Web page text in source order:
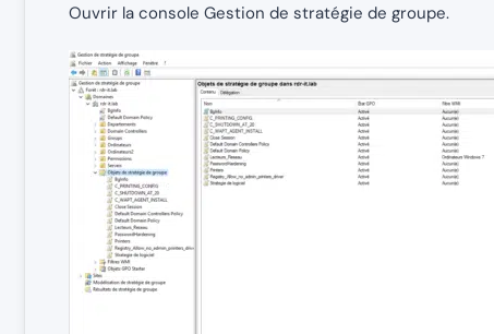
Ouvrir la console Gestion de stratégie de groupe.